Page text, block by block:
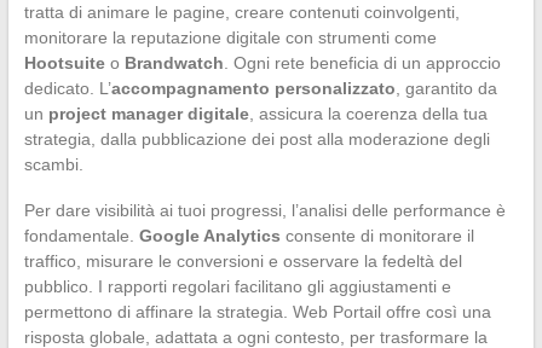
tratta di animare le pagine, creare contenuti coinvolgenti,
monitorare la reputazione digitale con strumenti come
Hootsuiteo Brandwatch . Ogni rete beneficia di un approccio
dedicato. L’accompagnamento personalizzato , garantito da
un project manager digitale, assicura la coerenza della tua
strategia, dalla pubblicazione dei post alla moderazione degli
scambi.
Per dare visibilità ai tuoi progressi, l’analisi delle performance è
fondamentale. Google Analytics consente di monitorare il
traffico, misurare le conversioni e osservare la fedeltà del
pubblico. I rapporti regolari facilitano gli aggiustamenti e
permettono di affinare la strategia. Web Portail offre così una
risposta globale, adattata a ogni contesto, per trasformare la